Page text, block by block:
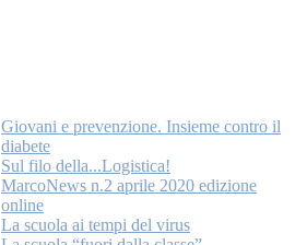
Giovani e prevenzione. Insieme contro il
diabete
Sul filo della...Logistica!
MarcoNews n.2 aprile 2020 edizione
online
La scuola ai tempi del virus